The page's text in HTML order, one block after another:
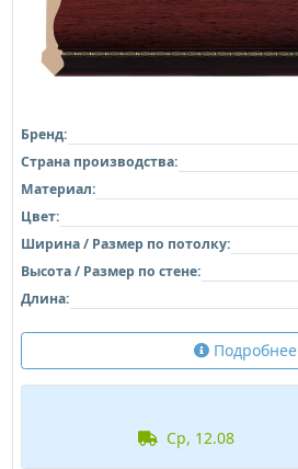
Бренд:
Страна производства:
Материал:
Цвет:
Ширина / Размер по потолку:
Высота / Размер по стене:
Длина:
Подробнее
ср, 12.08